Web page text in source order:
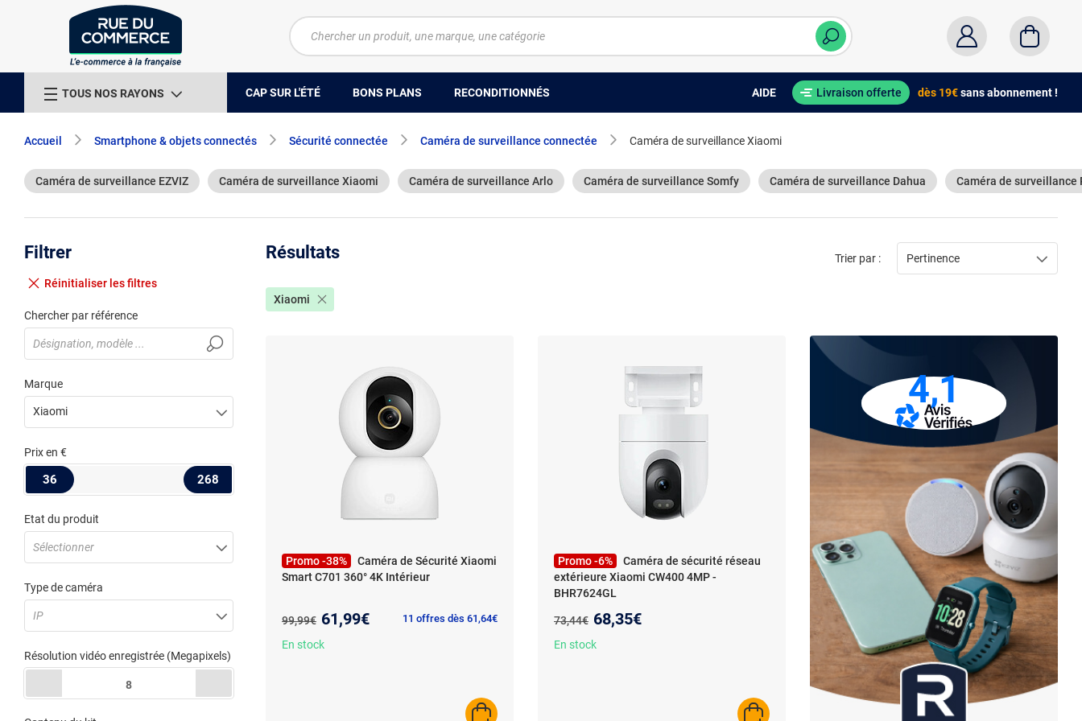
TOUS NOS RAYONS CAP SUR L'ÉTÉ BONS PLANS RECONDITIONNÉS AIDE Livraison offerte dès 19€sans abonnement !
Accueil Smartphone & objets connectés Sécurité connectée Caméra de surveillance connectée Caméra de surveillance Xiaomi
Caméra de surveillance EZVIZ Caméra de surveillance Xiaomi Caméra de surveillance Arlo Caméra de surveillance Somfy Caméra de surveillance Dahua Caméra de surveillance
Filtrer
Réinitialiser les filtres
Chercher par référence
Marque
Xiaomi
Prixen €
36 268
Etat du produit
Sélectionner
Type de caméra
IP
Résolution vidéo enregistrée (Megapixels)
8
Résultats
Xiaomi
Trier par : Pertinence
Promo -38%
Caméra de Sécurité Xiaomi
Smart C701 360° 4K Intérieur
Ancien prix :
99,99€ Nouveau prix :
61,99€ 11 offres dès 61,64€
En stock
Promo -6%
Caméra de sécurité réseau
extérieure Xiaomi CW400 4MP -
BHR7624GL
Ancien prix :
73,44€ Nouveau prix :
68,35€
En stock
4,1